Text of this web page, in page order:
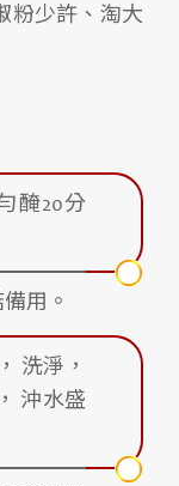
粉少許、淘大
醃20分
用。
洗淨，
沖水盛